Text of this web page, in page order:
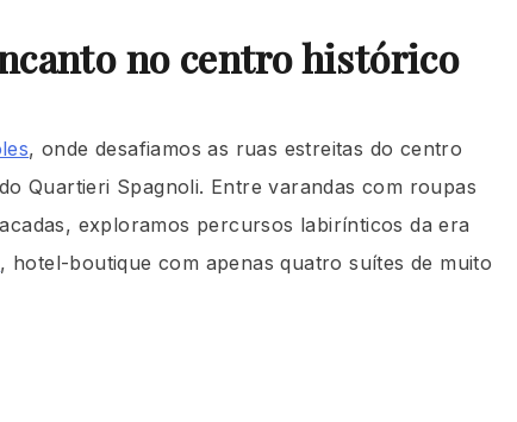
no centro histórico
, onde desafiamos as ruas estreitas do centro
Quartieri Spagnoli. Entre varandas com roupas
exploramos percursos labirínticos da era
, hotel-boutique com apenas quatro suítes de muito